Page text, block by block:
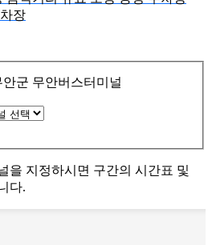
장
안군 무안버스터미널
을 지정하시면 구간의 시간표 및
다.